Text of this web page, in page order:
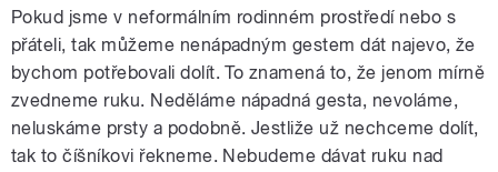
Pokud jsme v neformálním rodinném prostředí nebo s
přáteli, tak můžeme nenápadným gestem dát najevo, že
bychom potřebovali dolít. To znamená to, že jenom mírně
zvedneme ruku. Neděláme nápadná gesta, nevoláme,
neluskáme prsty a podobně. Jestliže už nechceme dolít,
tak to číšníkovi řekneme. Nebudeme dávat ruku nad